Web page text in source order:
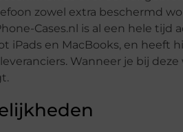
zowel extra beschermd
Cases.nl is al een hele tijd
iPads en MacBooks, en
Wanneer je bij